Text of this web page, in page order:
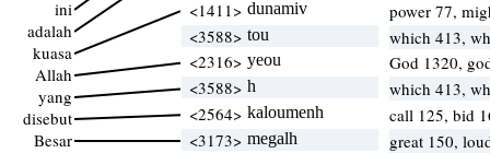
ini
adalah
kuasa
Allah
yang
disebut
Besar
<1411> dunamiv
power 77,
<3588> tou
which 413,
<2316> yeou
God 1320,
<3588> h
which 413,
<2564> kaloumenh
call 125, bid
<3173> megalh great 150,